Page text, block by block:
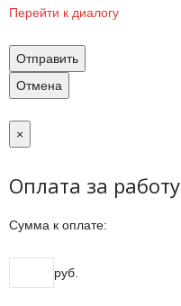
Перейти к диалогу
Отправить
Отмена
×
Оплата за работу
Сумма к оплате:
руб.